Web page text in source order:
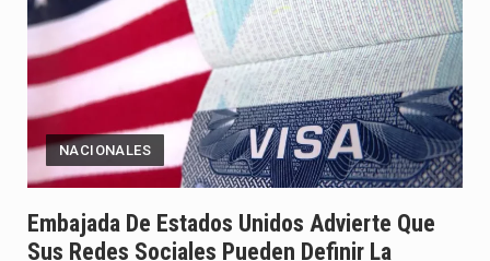
Abelardo de la Espriella asumió este viernes 7 de agosto…
La llegada de Álvaro Uribe Vélez a la ceremonia de…
Con una salva de 21 cañonazos se cumplieron los honores…
El presidente electo Abelardo de la Espriella aseguró que durante…
Con el inicio del gobierno de Abelardo de la Espriella,…
NACIONALES
Embajada De Estados Unidos Advierte Que
Sus Redes Sociales Pueden Definir La